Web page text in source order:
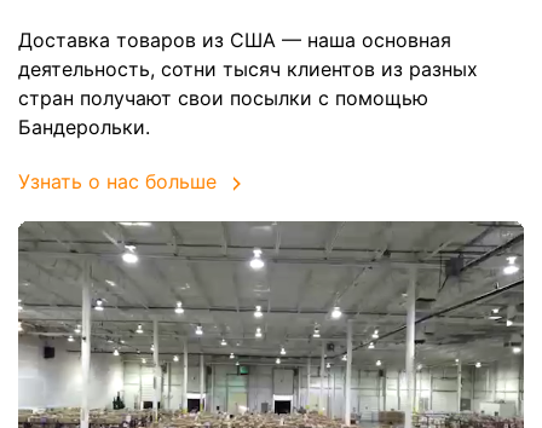
Доставка товаров из США — наша основная
деятельность, сотни тысяч клиентов из разных
стран получают свои посылки с помощью
Бандерольки.
Узнать о нас больше